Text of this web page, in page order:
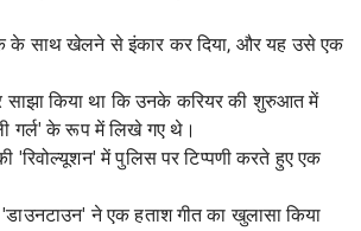
के साथ खेलने से इंकार कर दिया, और यह उसे एक
साझा किया था कि उनके करियर की शुरुआत में
गर्ल' के रूप में लिखे गए थे।
'रिवोल्यूशन' में पुलिस पर टिप्पणी करते हुए एक
ने एक हताश गीत का खुलासा किया